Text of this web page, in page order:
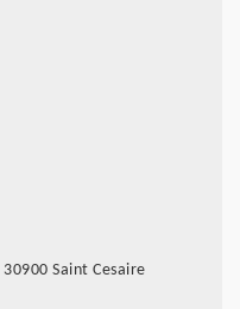
Saint Cesaire